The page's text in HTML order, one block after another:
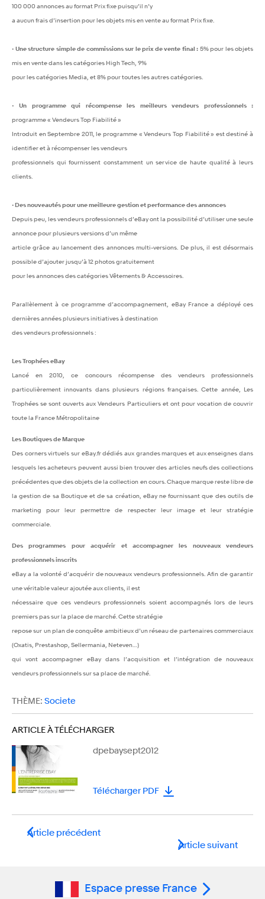
100 000 annonces au format Prix fixe puisqu’il n’y
a aucun frais d’insertion pour les objets mis en vente au format Prix fixe.
• Une structure simple de commissions sur le prix de vente final : 5% pour les objets
mis en vente dans les catégories High Tech, 9%
pour les catégories Media, et 8% pour toutes les autres catégories.
•Un programme qui récompense les meilleurs vendeurs professionnels :
programme « Vendeurs Top Fiabilité »
Introduit en Septembre 2011, le programme « Vendeurs Top Fiabilité » est destiné à
identifier et à récompenser les vendeurs
professionnels qui fournissent constamment un service de haute qualité à leurs
clients.
• Des nouveautés pour une meilleure gestion et performance des annonces
Depuis peu, les vendeurs professionnels d’eBay ont la possibilité d’utiliser une seule
annonce pour plusieurs versions d’un même
article grâce au lancement des annonces multi-versions. De plus, il est désormais
possible d’ajouter jusqu’à 12 photos gratuitement
pour les annonces des catégories Vêtements & Accessoires.
Parallèlement à ce programme d’accompagnement, eBay France a déployé ces
dernières années plusieurs initiatives à destination
des vendeurs professionnels :
Les Trophées eBay
Lancé en 2010, ce concours récompense des vendeurs professionnels
particulièrement innovants dans plusieurs régions françaises. Cette année, Les
Trophées se sont ouverts aux Vendeurs Particuliers et ont pour vocation de couvrir
toute la France Métropolitaine
Les Boutiques de Marque
Des corners virtuels sur eBay.fr dédiés aux grandes marques et aux enseignes dans
lesquels les acheteurs peuvent aussi bien trouver des articles neufs des collections
précédentes que des objets de la collection en cours. Chaque marque reste libre de
la gestion de sa Boutique et de sa création, eBay ne fournissant que des outils de
marketing pour leur permettre de respecter leur image et leur stratégie
commerciale.
Des programmes pour acquérir et accompagner les nouveaux vendeurs
professionnels inscrits
eBay a la volonté d’acquérir de nouveaux vendeurs professionnels. Afin de garantir
une véritable valeur ajoutée aux clients, il est
nécessaire que ces vendeurs professionnels soient accompagnés lors de leurs
premiers pas sur la place de marché. Cette stratégie
repose sur un plan de conquête ambitieux d’un réseau de partenaires commerciaux
(Oxatis, Prestashop, Sellermania, Neteven…)
qui vont accompagner eBay dans l’acquisition et l’intégration de nouveaux
vendeurs professionnels sur sa place de marché.
THÈME: Societe
ARTICLE À TÉLÉCHARGER
dpebaysept2012
Télécharger PDF
Article précédent
Article suivant
Espace presse France